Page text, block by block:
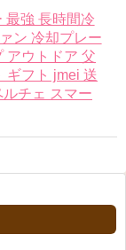
最強 長時間冷
ン 冷却プレー
アウトドア 父
ギフト jmei 送
チェ スマー